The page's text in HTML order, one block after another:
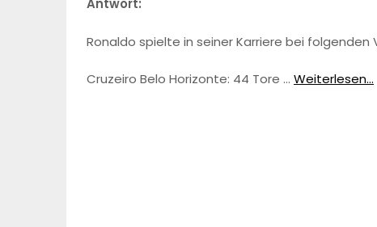
Antwort:
Ronaldo spielte in seiner Karriere bei folgenden
Cruzeiro Belo Horizonte: 44 Tore … Weiterlesen...